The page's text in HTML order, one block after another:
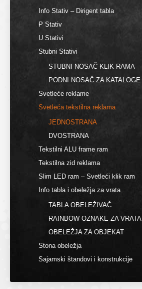
Info Stativ – Dirigent tabla
P Stativ
U Stativi
Stubni Stativi
STUBNI NOSAČ KLIK RAMA
PODNI NOSAČ ZA KATALOGE
Svetleće reklame
Svetleća tekstilna reklama
JEDNOSTRANA
DVOSTRANA
Tekstilni ALU frame ram
Tekstilna zid reklama
Slim LED ram – Svetleći klik ram
Info tabla i obeležja za vrata
TABLA OBELEŽIVAČ
RAINBOW OZNAKE ZA VRATA
OBELEŽJA ZA OBJEKAT
Stona obeležja
Sajamski štandovi i konstrukcije